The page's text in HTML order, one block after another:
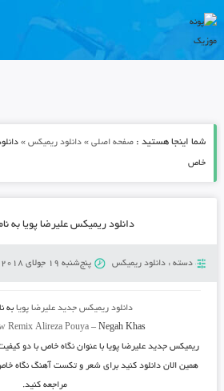
شما اینجا هستید : صفحه اصلی» دانلود ریمیکس»
خاص
دانلود ریمیکس علیرضا پویا به
دسته : دانلود ریمیکس پنج‌شنبه 19 جولای 2018
دانلود ریمیکس جدید علیرضا پویا به
Remix Alireza Pouya– Negah Khas
ریمیکس جدید علیرضا پویابا عنوان نگاه خاصبا دو کیفیت عالی ۱۲۸ و
همین الان دانلود کنید برای شعر و تکست آهنگ نگاه
مراجعه کنید.